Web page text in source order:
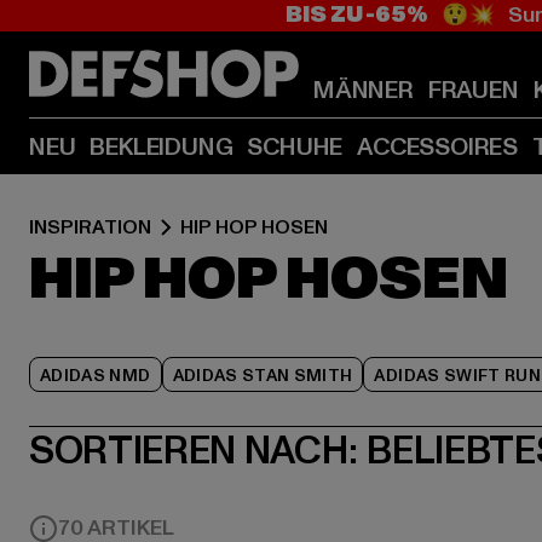
BIS ZU -65% 😲💥
MÄNNER FRAUEN
NEU BEKLEIDUNG SCHUHE ACCESSOIRES
INSPIRATION HIP HOP HOSEN
HIP HOP HOSEN
ADIDAS NMD ADIDAS STAN SMITH ADIDAS SWIFT RUN
SORTIEREN NACH:
70 ARTIKEL